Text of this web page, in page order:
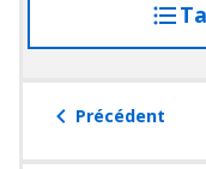
Précédent